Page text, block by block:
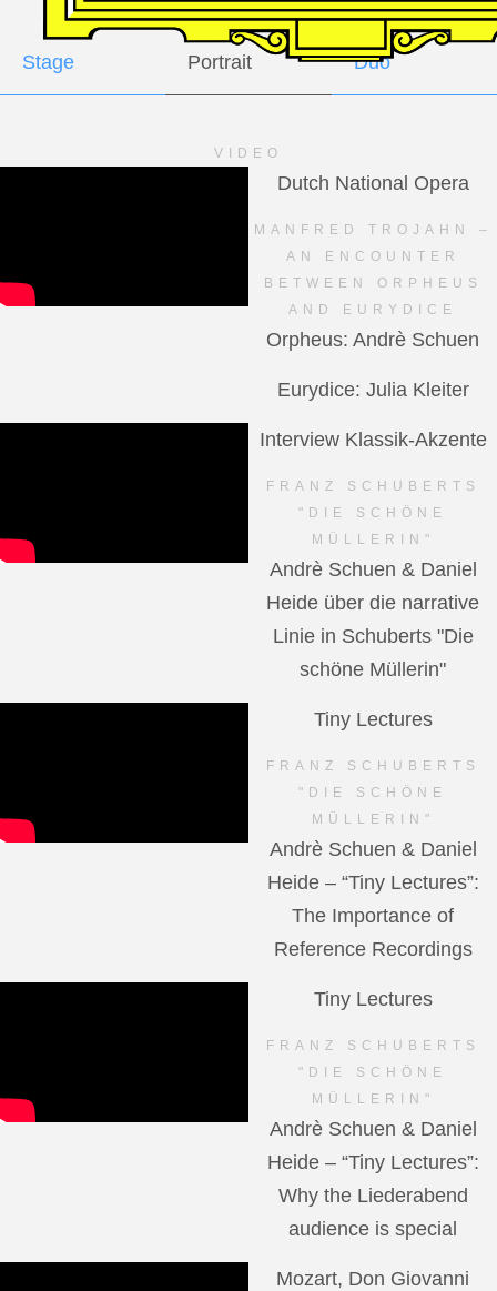
GALLERY
Stage Portrait Duo
VIDEO
Dutch National Opera
MANFRED TROJAHN –
AN ENCOUNTER
BETWEEN ORPHEUS
AND EURYDICE
Orpheus: Andrè Schuen
Eurydice: Julia Kleiter
Interview Klassik-Akzente
FRANZ SCHUBERTS
"DIE SCHÖNE
MÜLLERIN"
Andrè Schuen & Daniel
Heide über die narrative
Linie in Schuberts "Die
schöne Müllerin"
Tiny Lectures
FRANZ SCHUBERTS
"DIE SCHÖNE
MÜLLERIN"
Andrè Schuen & Daniel
Heide – “Tiny Lectures”:
The Importance of
Reference Recordings
Tiny Lectures
FRANZ SCHUBERTS
"DIE SCHÖNE
MÜLLERIN"
Andrè Schuen & Daniel
Heide – “Tiny Lectures”:
Why the Liederabend
audience is special
Mozart, Don Giovanni